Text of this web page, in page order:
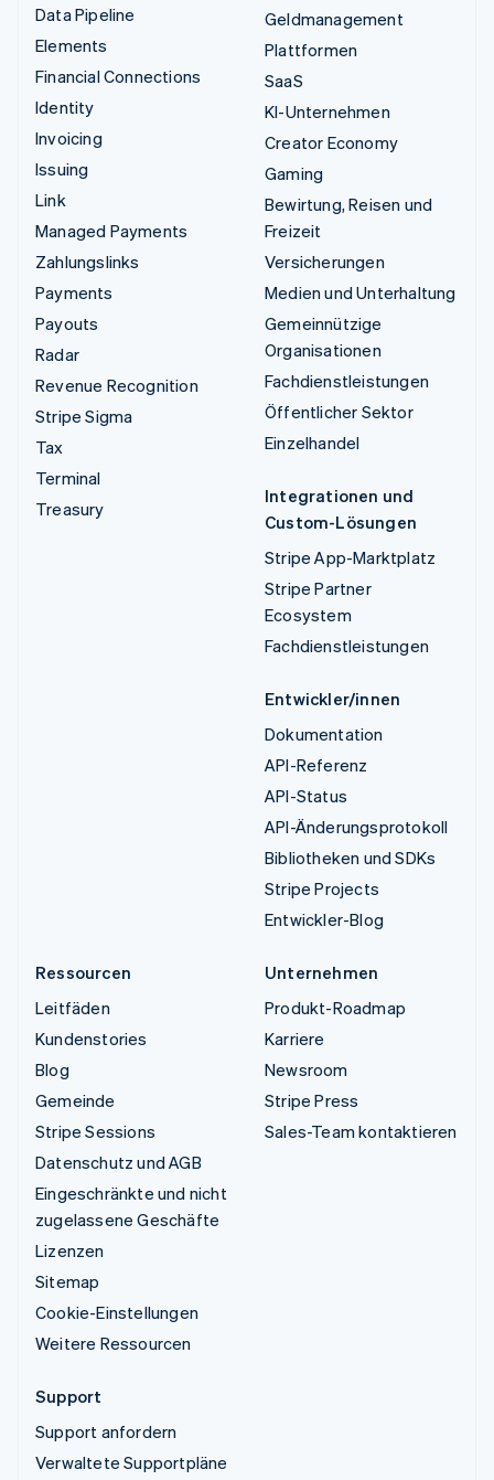
Data Pipeline
Elements
Financial Connections
Identity
Invoicing
Issuing
Link
Managed Payments
Zahlungslinks
Payments
Payouts
Radar
Revenue Recognition
Stripe Sigma
Tax
Terminal
Treasury
Geldmanagement
Plattformen
SaaS
KI-Unternehmen
Creator Economy
Gaming
Bewirtung, Reisen und
Freizeit
Versicherungen
Medien und Unterhaltung
Gemeinnützige
Organisationen
Fachdienstleistungen
Öffentlicher Sektor
Einzelhandel
Integrationen und
Custom-Lösungen
Stripe App-Marktplatz
Stripe Partner
Ecosystem
Fachdienstleistungen
Entwickler/innen
Dokumentation
API-Referenz
API-Status
API-Änderungsprotokoll
Bibliotheken und SDKs
Stripe Projects
Entwickler-Blog
Ressourcen
Leitfäden
Kundenstories
Blog
Gemeinde
Stripe Sessions
Datenschutz und AGB
Eingeschränkte und nicht
zugelassene Geschäfte
Lizenzen
Sitemap
Cookie-Einstellungen
Weitere Ressourcen
Unternehmen
Produkt-Roadmap
Karriere
Newsroom
Stripe Press
Sales-Team kontaktieren
Support
Support anfordern
Verwaltete Supportpläne